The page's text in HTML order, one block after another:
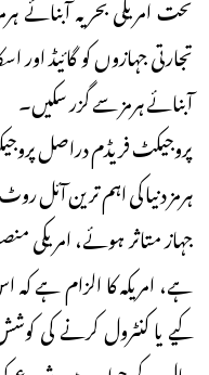
تجارتی جہازوں کو گائیڈ
آبنائے ہرمز سے گزر سکیں۔
پروجیکٹ فریڈم دراصل
ہرمز دنیا کی اہم ترین
جہاز متاثر ہوئے، امریکی
ہے، امریکہ کا الزام ہے
کیے یا کنٹرول کرنے کی